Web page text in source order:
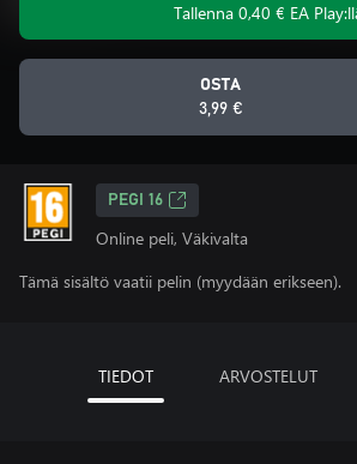
Tallenna 0,40 € EA
OSTA
3,99 €
PEGI 16
Online peli, Väkivalta
Tämä sisältö vaatii pelin (myydään erikseen).
TIEDOT ARVOSTELUT